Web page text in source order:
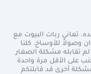
تعاني ربات البيوت مع
وصولاً للأوساخ. كلنا
تقابله مشكلة الصغار
على الأقل مرة واحدة
أخرى قد قابلتكم